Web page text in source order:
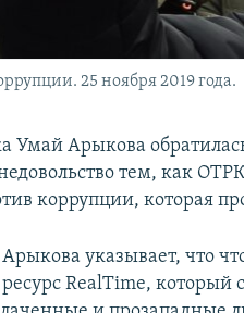
25 ноября 2019 года.
Умай Арыкова
тем, как
коррупции, которая
указывает, что
RealTime, который